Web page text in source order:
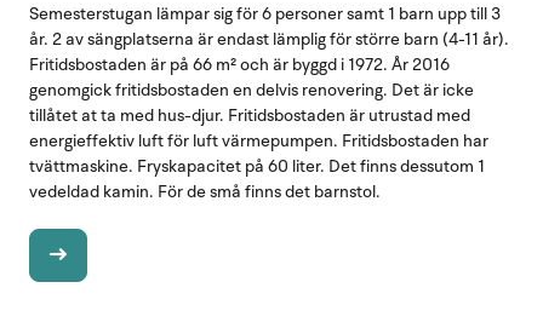
Semesterstugan lämpar sig för 6 personer samt 1 barn upp till 3
år. 2 av sängplatserna är endast lämplig för större barn (4-11 år).
Fritidsbostaden är på 66 m² och är byggd i 1972. År 2016
genomgick fritidsbostaden en delvis renovering. Det är icke
tillåtet at ta med hus-djur. Fritidsbostaden är utrustad med
energieffektiv luft för luft värmepumpen. Fritidsbostaden har
tvättmaskine. Fryskapacitet på 60 liter. Det finns dessutom 1
vedeldad kamin. För de små finns det barnstol.